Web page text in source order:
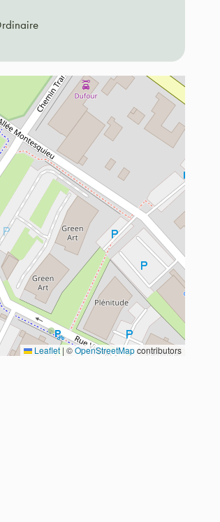
Leaflet | ©OpenStreetMapcontributors